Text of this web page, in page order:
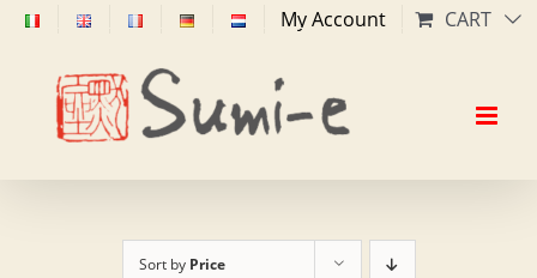
Skip
content
My Account CART
Sort by Price